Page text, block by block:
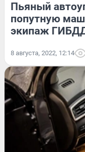
Пьяный
попутную
экипаж
8 августа, 2022, 12:14